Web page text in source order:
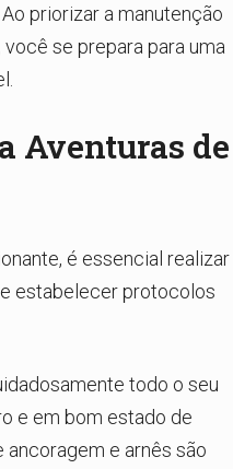
priorizar a manutenção
se prepara para uma
Aventuras de
é essencial realizar
estabelecer protocolos
todo o seu
e em bom estado de
e arnês são